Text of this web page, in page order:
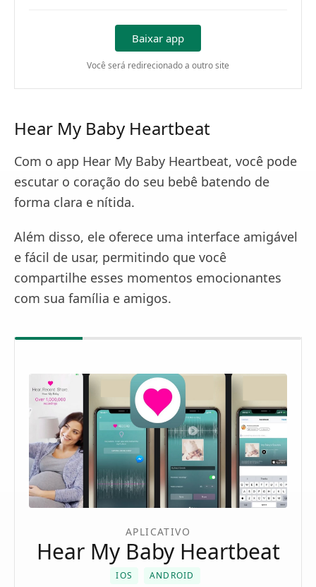
Baixar app
Você será redirecionado a outro site
Hear My Baby Heartbeat
Com o app Hear My Baby Heartbeat, você pode
escutar o coração do seu bebê batendo de
forma clara e nítida.
Além disso, ele oferece uma interface amigável
e fácil de usar, permitindo que você
compartilhe esses momentos emocionantes
com sua família e amigos.
APLICATIVO
Hear My Baby Heartbeat
IOS ANDROID